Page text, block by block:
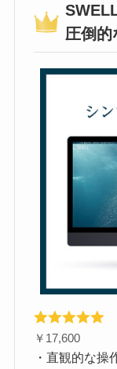
圧倒的
￥17,600
・直観的な